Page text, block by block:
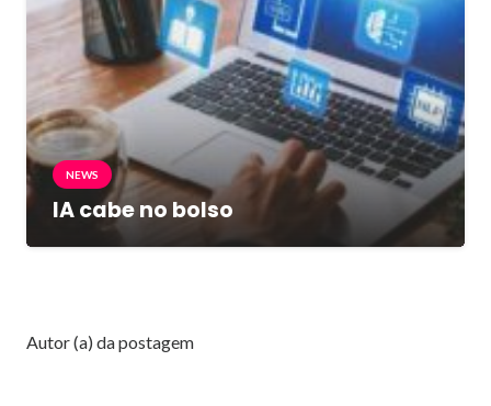
NEWS
IA cabe no bolso
Autor (a) da postagem